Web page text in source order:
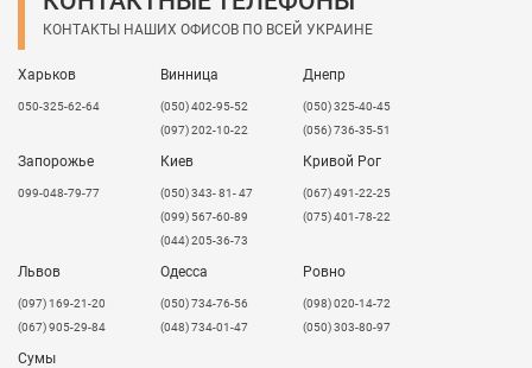
КОНТАКТЫ НАШИХ ОФИСОВ ПО ВСЕЙ УКРАИНЕ
Харьков
050-325-62-64
Винница
(050) 402-95-52
(097) 202-10-22
Днепр
(050) 325-40-45
(056) 736-35-51
Запорожье
099-048-79-77
Киев
(050) 343- 81- 47
(099) 567-60-89
(044) 205-36-73
Кривой Рог
(067) 491-22-25
(075) 401-78-22
Львов
​(097) 169-21-20
(067) 905-29-84
Одесса
(050) 734-76-56
(048) 734-01-47
Ровно
(098) 020-14-72
(050) 303-80-97
Сумы